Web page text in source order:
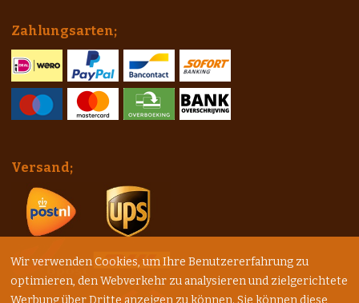
Zahlungsarten;
Versand;
Wir verwenden Cookies, um Ihre Benutzererfahrung zu
optimieren, den Webverkehr zu analysieren und zielgerichtete
Werbung über Dritte anzeigen zu können. Sie können diese